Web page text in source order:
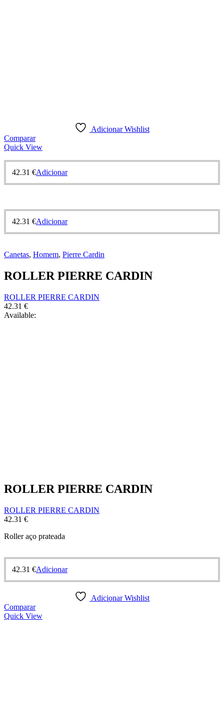
Adicionar Wishlist
Comparar
Quick View
42.31 €Adicionar
42.31 €Adicionar
Canetas, Homem, Pierre Cardin
ROLLER PIERRE CARDIN
ROLLER PIERRE CARDIN
42.31 €
Available:
ROLLER PIERRE CARDIN
ROLLER PIERRE CARDIN
42.31 €
Roller aço prateada
42.31 €Adicionar
Adicionar Wishlist
Comparar
Quick View